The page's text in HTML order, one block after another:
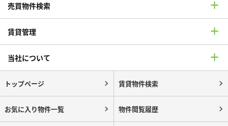
売買物件検索
賃貸管理
当社について
トップページ 賃貸物件検索
お気に入り物件一覧 物件閲覧履歴